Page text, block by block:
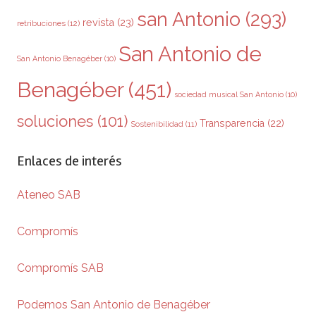
retribuciones (12) revista (23) san Antonio (293)
San Antonio Benagéber (10) San Antonio de
Benagéber(451) sociedad musical San Antonio (10)
soluciones (101) Sostenibilidad (11) Transparencia (22)
Enlaces de interés
Ateneo SAB
Compromís
Compromís SAB
Podemos San Antonio de Benagéber